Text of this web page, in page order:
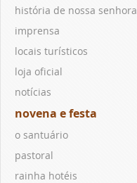
história de nossa senhora
imprensa
locais turísticos
loja oficial
notícias
novena e festa
o santuário
pastoral
rainha hotéis